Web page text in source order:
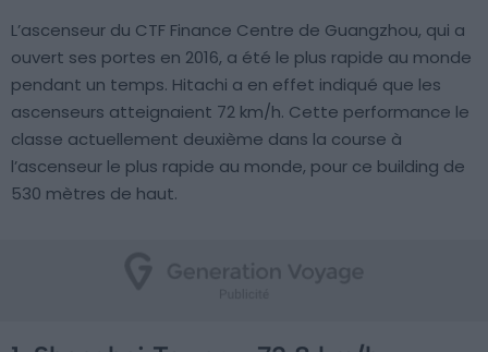
L’ascenseur du CTF Finance Centre de Guangzhou, qui a
ouvert ses portes en 2016, a été le plus rapide au monde
pendant un temps. Hitachi a en effet indiqué que les
ascenseurs atteignaient 72 km/h. Cette performance le
classe actuellement deuxième dans la course à
l’ascenseur le plus rapide au monde, pour ce building de
530 mètres de haut.